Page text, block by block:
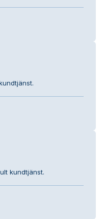
kundtjänst.